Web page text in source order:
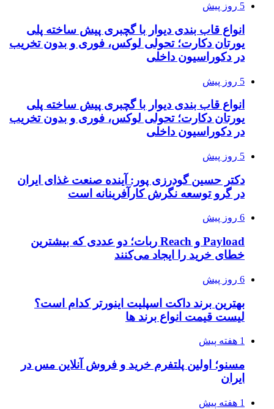
5 روز پیش
انواع قاب بندی دیوار با گچبری پیش ساخته پلی
یورتان دکارت؛ تحولی لوکس، فوری و بدون تخریب
در دکوراسیون داخلی
5 روز پیش
انواع قاب بندی دیوار با گچبری پیش ساخته پلی
یورتان دکارت؛ تحولی لوکس، فوری و بدون تخریب
در دکوراسیون داخلی
5 روز پیش
دکتر حسین گودرزی پور: آینده صنعت غذای ایران
در گرو توسعه نگرش کارآفرینانه است
6 روز پیش
Payload و Reach ربات؛ دو عددی که بیشترین
خطای خرید را ایجاد می‌کنند
6 روز پیش
بهترین برند داکت اسپلیت اینورتر کدام است؟
لیست قیمت انواع برند ها
1 هفته پیش
مسنو؛ اولین پلتفرم خرید و فروش آنلاین مس در
ایران
1 هفته پیش